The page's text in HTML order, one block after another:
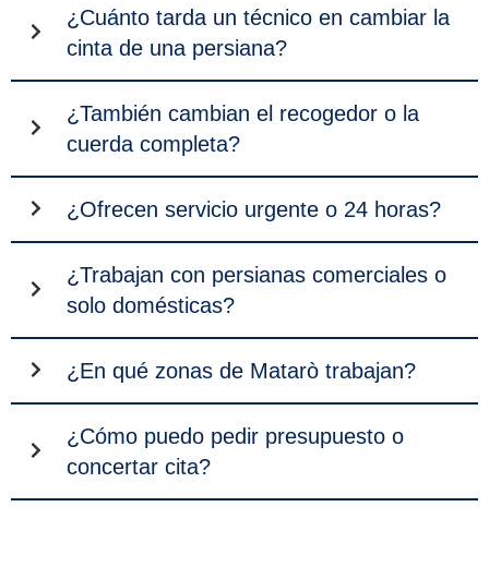
¿Cuánto tarda un técnico en cambiar la
cinta de una persiana?
¿También cambian el recogedor o la
cuerda completa?
¿Ofrecen servicio urgente o 24 horas?
¿Trabajan con persianas comerciales o
solo domésticas?
¿En qué zonas de Matarò trabajan?
¿Cómo puedo pedir presupuesto o
concertar cita?